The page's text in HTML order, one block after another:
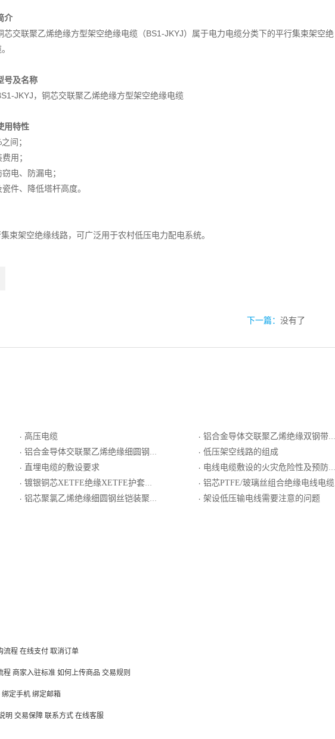
介
芯交联聚乙烯绝缘方型架空绝缘电缆（BS1-JKYJ）属于电力电缆分类下的平行集束架空绝
号及名称
JKYJ，铜芯交联聚乙烯绝缘方型架空绝缘电缆
用特性
间；
用；
电、防漏电；
件、降低塔杆高度。
束架空绝缘线路，可广泛用于农村低压电力配电系统。
下一篇： 没有了
· 高压电缆
· 铝合金导体交联聚乙烯绝缘细圆钢丝铠装聚乙烯护套电力电缆
· 直埋电缆的敷设要求
· 镀银铜芯XETFE绝缘XETFE护套电线电缆
· 铝芯聚氯乙烯绝缘细圆钢丝铠装聚乙烯护套电力电缆
· 铝合金导体交联聚乙烯绝缘双钢带铠装聚氯乙烯护套电力电缆
· 低压架空线路的组成
· 电线电缆敷设的火灾危险性及预防措施
· 铝芯PTFE/玻璃丝组合绝缘电线电缆
· 架设低压输电线需要注意的问题
流程 在线支付 取消订单
程 商家入驻标准 如何上传商品 交易规则
绑定手机 绑定邮箱
明 交易保障 联系方式 在线客服